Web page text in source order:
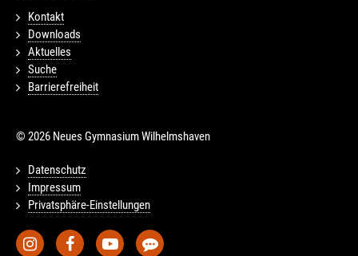
Kontakt
Downloads
Aktuelles
Suche
Barrierefreiheit
© 2026 Neues Gymnasium Wilhelmshaven
Datenschutz
Impressum
Privatsphäre-Einstellungen